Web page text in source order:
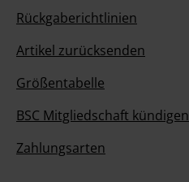
Rückgaberichtlinien
Artikel zurücksenden
Größentabelle
BSC Mitgliedschaft kündigen
Zahlungsarten